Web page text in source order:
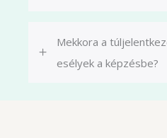
Mekkora a
esélyek a képzésbe?